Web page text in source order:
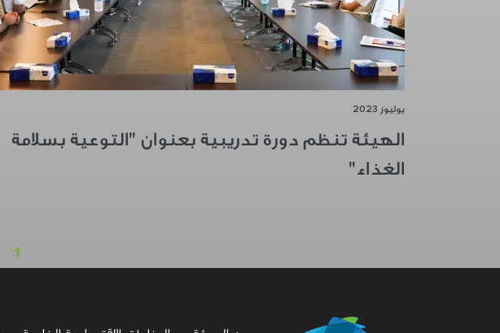
يوليوز 2023
الهيئة تنظم دورة تدريبية بعنوان "التوعية بسلامة
الغذاء"
Pagination
1